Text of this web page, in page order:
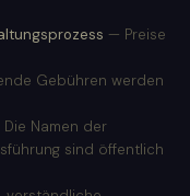
— Preise
Gebühren werden
Namen der
sind öffentlich